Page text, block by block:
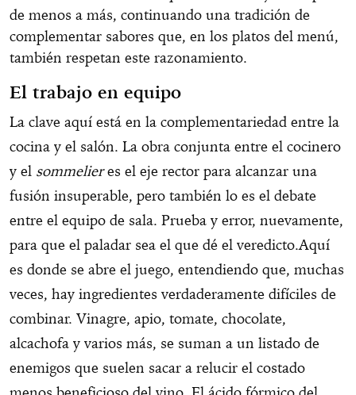
de menos a más, continuando una tradición de
complementar sabores que, en los platos del menú,
también respetan este razonamiento.
El trabajo en equipo
La clave aquí está en la complementariedad entre la
cocina y el salón. La obra conjunta entre el cocinero
y el sommelieres el eje rector para alcanzar una
fusión insuperable, pero también lo es el debate
entre el equipo de sala. Prueba y error, nuevamente,
para que el paladar sea el que dé el veredicto.Aquí
es donde se abre el juego, entendiendo que, muchas
veces, hay ingredientes verdaderamente difíciles de
combinar. Vinagre, apio, tomate, chocolate,
alcachofa y varios más, se suman a un listado de
enemigos que suelen sacar a relucir el costado